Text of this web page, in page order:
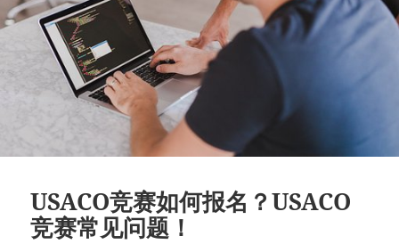
USACO竞赛如何报名？USACO
竞赛常见问题！